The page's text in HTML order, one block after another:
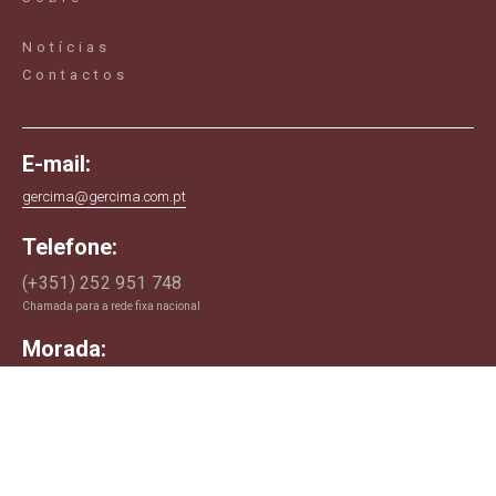
Notícias
Contactos
E-mail:
gercima@gercima.com.pt
Telefone:
(+351) 252 951 748
Chamada para a rede fixa nacional
Morada: